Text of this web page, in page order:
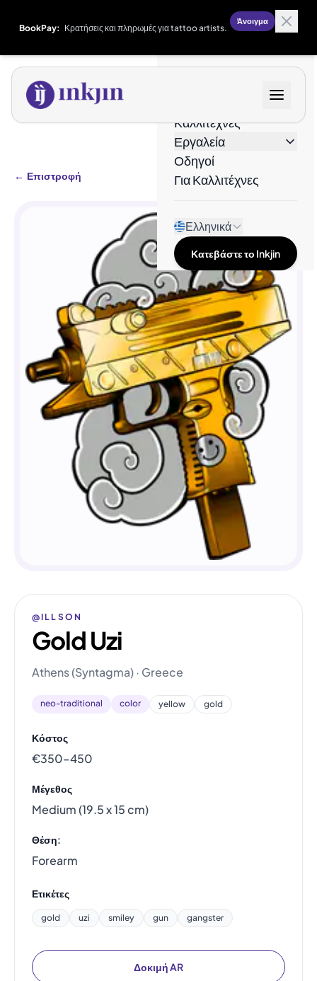
BookPay: Κρατήσεις και πληρωμές για tattoo artists.
Άνοιγμα
Καλλιτέχνες
Εργαλεία
Οδηγοί
Για Καλλιτέχνες
Ελληνικά
Κατεβάστε το Inkjin
← Επιστροφή
@ILLSON
Gold Uzi
Athens (Syntagma) · Greece
neo-traditional color yellow gold
Κόστος
€350–450
Μέγεθος
Medium (19.5 x 15 cm)
Θέση:
Forearm
Ετικέτες
gold uzi smiley gun gangster
Δοκιμή AR